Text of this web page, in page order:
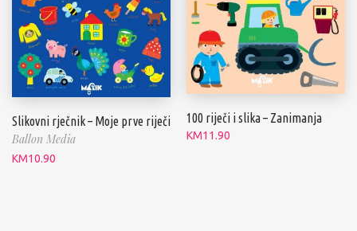
Slikovni rječnik – Moje prve riječi
Ballon Media
KM10.90
100 riječi i slika – Zanimanja
KM11.90